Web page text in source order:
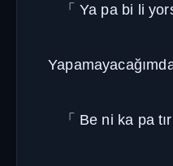
「 Ya pa bi li
「 Be ni ka pa